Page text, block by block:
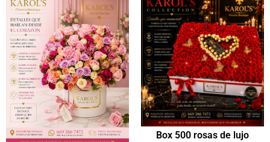
Box 500 rosas de lujo